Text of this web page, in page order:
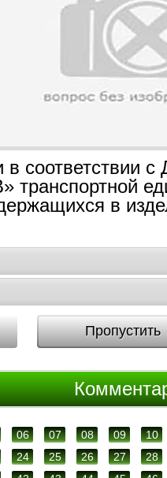
соответствии
транспортной
в
Пропустить
06 07 08 09 10
24 25 26 27 28